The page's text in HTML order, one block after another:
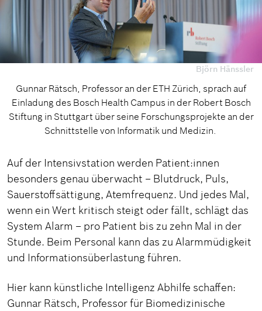
Björn Hänssler
Gunnar Rätsch, Professor an der ETH Zürich, sprach auf
Einladung des Bosch Health Campus in der Robert Bosch
Stiftung in Stuttgart über seine Forschungsprojekte an der
Schnittstelle von Informatik und Medizin.
Auf der Intensivstation werden Patient:innen
besonders genau überwacht – Blutdruck, Puls,
Sauerstoffsättigung, Atemfrequenz. Und jedes Mal,
wenn ein Wert kritisch steigt oder fällt, schlägt das
System Alarm – pro Patient bis zu zehn Mal in der
Stunde. Beim Personal kann das zu Alarmmüdigkeit
und Informationsüberlastung führen.
Hier kann künstliche Intelligenz Abhilfe schaffen:
Gunnar Rätsch, Professor für Biomedizinische